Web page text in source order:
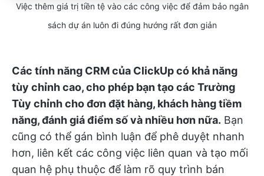
Việc thêm giá trị tiền tệ vào các công việc để đảm bảo ngân
sách dự án luôn đi đúng hướng rất đơn giản
Các tính năng CRM của ClickUp có khả năng
tùy chỉnh cao, cho phép bạn tạo các Trường
Tùy chỉnh cho đơn đặt hàng, khách hàng tiềm
năng, đánh giá điểm số và nhiều hơn nữa. Bạn
cũng có thể gán bình luận để phê duyệt nhanh
hơn, liên kết các công việc liên quan và tạo mối
quan hệ phụ thuộc để làm rõ quy trình bán